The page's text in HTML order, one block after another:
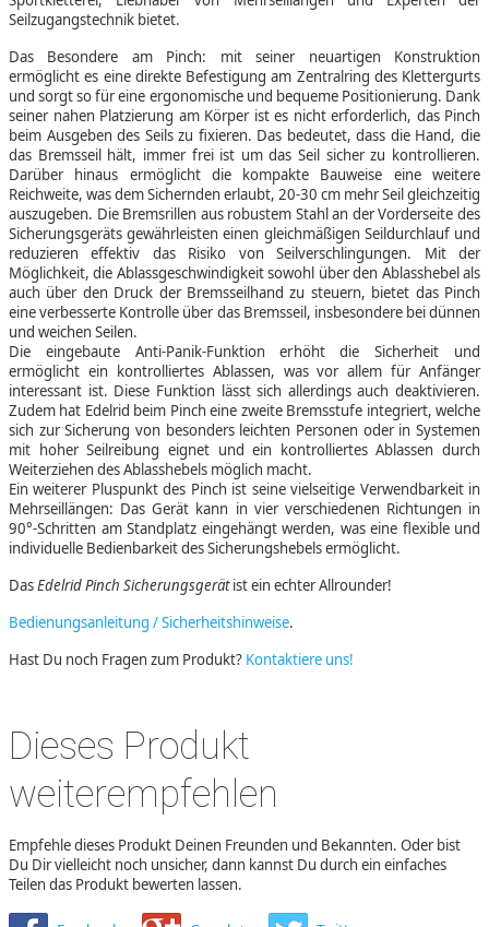
Seilzugangstechnik bietet.
Das Besondere am Pinch: mit seiner neuartigen Konstruktion
ermöglicht es eine direkte Befestigung am Zentralring des Klettergurts
und sorgt so für eine ergonomische und bequeme Positionierung. Dank
seiner nahen Platzierung am Körper ist es nicht erforderlich, das Pinch
beim Ausgeben des Seils zu fixieren. Das bedeutet, dass die Hand, die
das Bremsseil hält, immer frei ist um das Seil sicher zu kontrollieren.
Darüber hinaus ermöglicht die kompakte Bauweise eine weitere
Reichweite, was dem Sichernden erlaubt, 20-30 cm mehr Seil gleichzeitig
auszugeben. Die Bremsrillen aus robustem Stahl an der Vorderseite des
Sicherungsgeräts gewährleisten einen gleichmäßigen Seildurchlauf und
reduzieren effektiv das Risiko von Seilverschlingungen. Mit der
Möglichkeit, die Ablassgeschwindigkeit sowohl über den Ablasshebel als
auch über den Druck der Bremsseilhand zu steuern, bietet das Pinch
eine verbesserte Kontrolle über das Bremsseil, insbesondere bei dünnen
und weichen Seilen.
Die eingebaute Anti-Panik-Funktion erhöht die Sicherheit und
ermöglicht ein kontrolliertes Ablassen, was vor allem für Anfänger
interessant ist. Diese Funktion lässt sich allerdings auch deaktivieren.
Zudem hat Edelrid beim Pinch eine zweite Bremsstufe integriert, welche
sich zur Sicherung von besonders leichten Personen oder in Systemen
mit hoher Seilreibung eignet und ein kontrolliertes Ablassen durch
Weiterziehen des Ablasshebels möglich macht.
Ein weiterer Pluspunkt des Pinch ist seine vielseitige Verwendbarkeit in
Mehrseillängen: Das Gerät kann in vier verschiedenen Richtungen in
90°-Schritten am Standplatz eingehängt werden, was eine flexible und
individuelle Bedienbarkeit des Sicherungshebels ermöglicht.
DasEdelrid Pinch Sicherungsgerätist ein echter Allrounder!
Bedienungsanleitung / Sicherheitshinweise.
Hast Du noch Fragen zum Produkt? Kontaktiere uns!
Dieses Produkt
weiterempfehlen
Empfehle dieses Produkt Deinen Freunden und Bekannten. Oder bist
Du Dir vielleicht noch unsicher, dann kannst Du durch ein einfaches
Teilen das Produkt bewerten lassen.